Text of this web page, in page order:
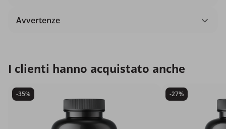
Avvertenze
I clienti hanno acquistato anche
-35% -27%